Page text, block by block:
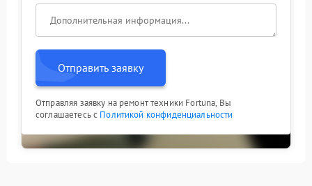
Отправить заявку
Отправляя заявку на ремонт техники Fortuna, Вы
соглашаетесь с Политикой конфиденциальности